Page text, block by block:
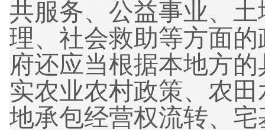
共服务、公益事业、
理、社会救助等方面
府还应当根据本地方
实农业农村政策、农
地承包经营权流转、